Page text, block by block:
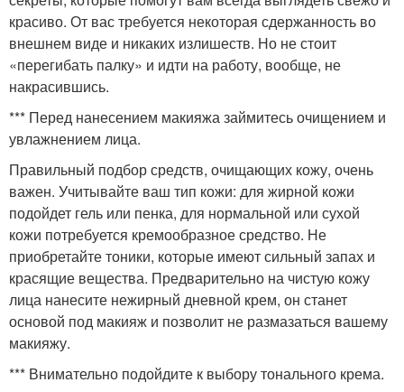
красиво. От вас требуется некоторая сдержанность во
внешнем виде и никаких излишеств. Но не стоит
«перегибать палку» и идти на работу, вообще, не
накрасившись.
*** Перед нанесением макияжа займитесь очищением и
увлажнением лица.
Правильный подбор средств, очищающих кожу, очень
важен. Учитывайте ваш тип кожи: для жирной кожи
подойдет гель или пенка, для нормальной или сухой
кожи потребуется кремообразное средство. Не
приобретайте тоники, которые имеют сильный запах и
красящие вещества. Предварительно на чистую кожу
лица нанесите нежирный дневной крем, он станет
основой под макияж и позволит не размазаться вашему
макияжу.
*** Внимательно подойдите к выбору тонального крема.